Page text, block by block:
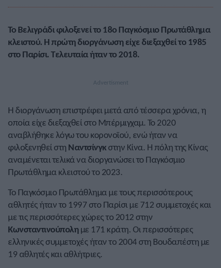
Το Βελιγράδι φιλοξενεί το 18ο Παγκόσμιο Πρωτάθλημα
κλειστού. Η πρώτη διοργάνωση είχε διεξαχθεί το 1985
στο Παρίσι. Τελευταία ήταν το 2018.
Η διοργάνωση επιστρέφει μετά από τέσσερα χρόνια, η
οποία είχε διεξαχθεί στο Μπέρμιγχαμ. Το 2020
αναβλήθηκε λόγω του κορονοϊού, ενώ ήταν να
φιλοξενηθεί στη Ναντσίνγκστην Κίνα. Η πόλη της Κίνας
αναμένεται τελικά να διοργανώσει το Παγκόσμιο
Πρωτάθλημα κλειστού το 2023.
Το Παγκόσμιο Πρωτάθλημα με τους περισσότερους
αθλητές ήταν το 1997 στο Παρίσι με 712 συμμετοχές και
με τις περισσότερες χώρες το 2012 στην
Κωνσταντινούπολημε 171 κράτη. Οι περισσότερες
ελληνικές συμμετοχές ήταν το 2004 στη Βουδαπέστη με
19 αθλητές και αθλήτριες.